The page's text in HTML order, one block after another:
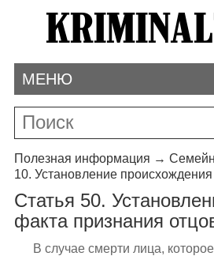
МЕНЮ
Полезная информация →
10. Установление происхождения
Статья 50.
факта признания
В случае смерти лица,